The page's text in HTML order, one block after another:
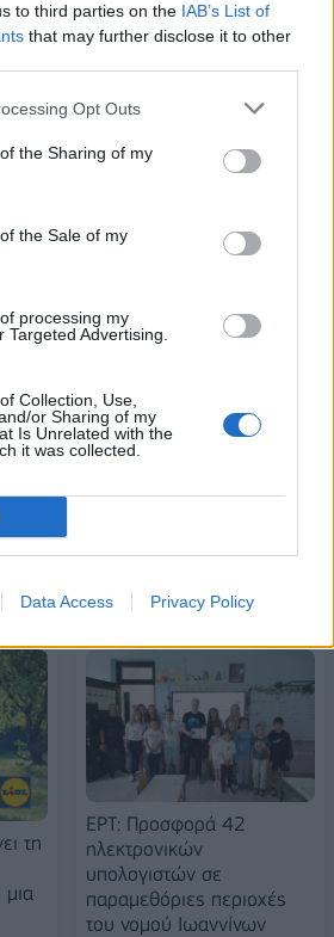
to third parties on the IAB’s List of
that may further disclose it to other
Opt Outs
the Sharing of my
the Sale of my
processing my
Targeted Advertising.
Collection, Use,
or Sharing of my
Is Unrelated with the
it was collected.
Data Access Privacy Policy
18η συνεχόμενη χρονιά για τον
το Αρχαίο Θέατρο Επιδαύρου άνοιξε τις
Βασιλόπουλος μετατρέπει τη
πράξη
τη
ΕΡΤ: Προσφορά 42
ηλεκτρονικών
υπολογιστών σε
παραμεθόριες περιοχές
του νομού Ιωαννίνων